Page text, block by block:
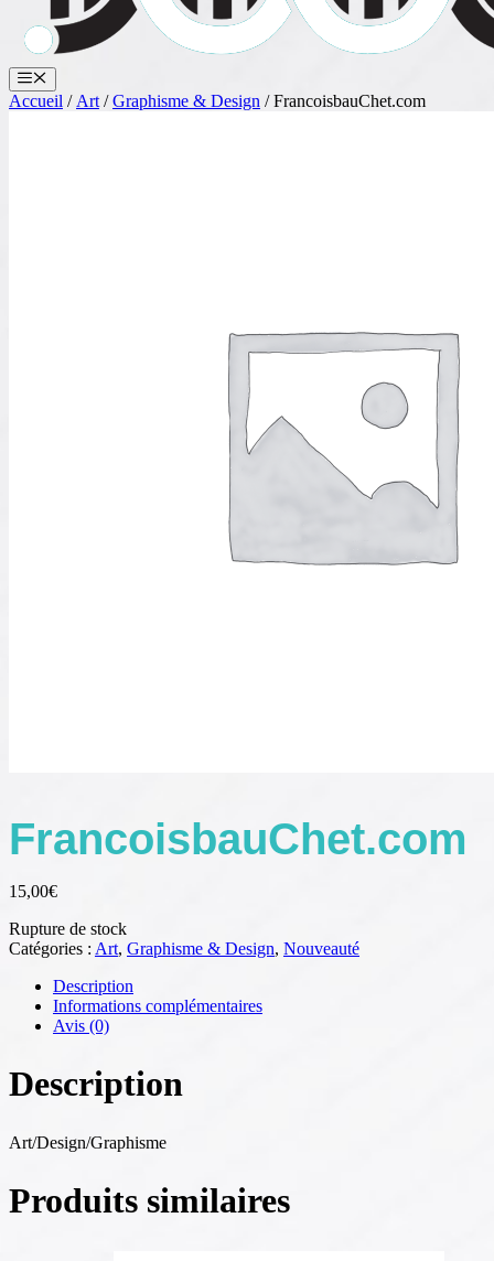
Menu
Accueil / Art /Graphisme & Design / FrancoisbauChet.com
FrancoisbauChet.com
15,00€
Rupture de stock
Catégories : Art, Graphisme & Design, Nouveauté
Description
Informations complémentaires
Avis (0)
Description
Art/Design/Graphisme
Produits similaires